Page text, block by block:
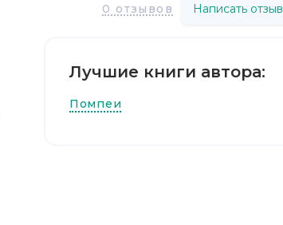
0 отзывов Написать отзыв
Лучшие книги автора:
Помпеи